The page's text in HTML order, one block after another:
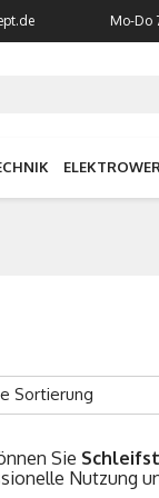
Mo-Do
Sortierung
Sie
Nutzung